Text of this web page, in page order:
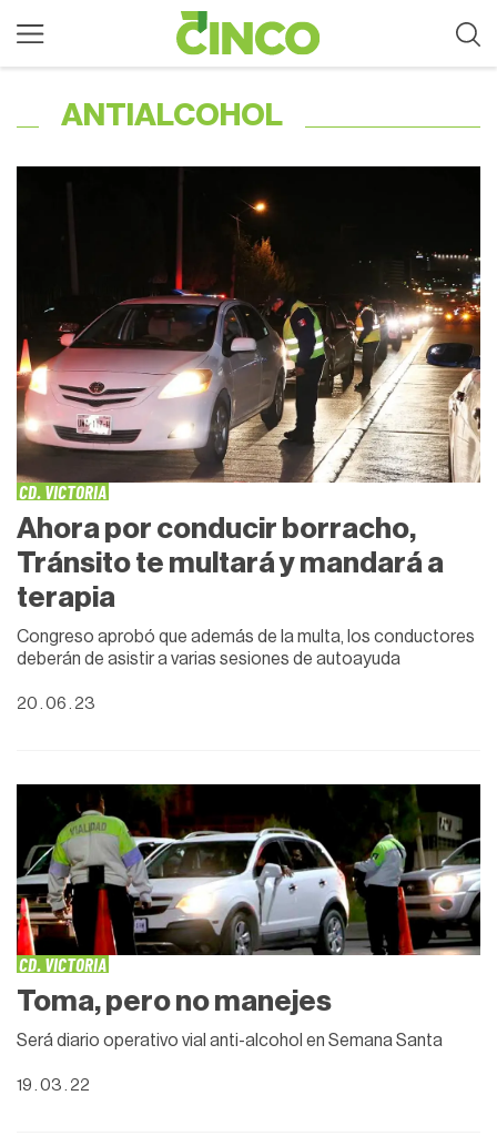
ANTIALCOHOL
CD. VICTORIA
Ahora por conducir borracho,
Tránsito te multará y mandará a
terapia
Congreso aprobó que además de la multa, los conductores
deberán de asistir a varias sesiones de autoayuda
20 . 06 . 23
CD. VICTORIA
Toma, pero no manejes
Será diario operativo vial anti-alcohol en Semana Santa
19 . 03 . 22